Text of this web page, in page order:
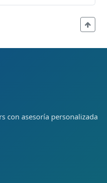
con asesoría personalizada